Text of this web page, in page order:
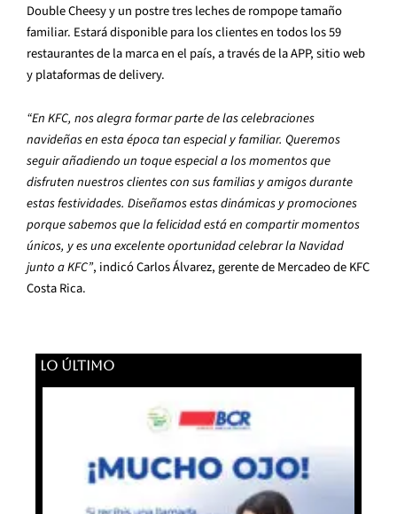
Double Cheesy y un postre tres leches de rompope tamaño
familiar. Estará disponible para los clientes en todos los 59
restaurantes de la marca en el país, a través de la APP, sitio web
y plataformas de delivery.
“En KFC, nos alegra formar parte de las celebraciones
navideñas en esta época tan especial y familiar. Queremos
seguir añadiendo un toque especial a los momentos que
disfruten nuestros clientes con sus familias y amigos durante
estas festividades. Diseñamos estas dinámicas y promociones
porque sabemos que la felicidad está en compartir momentos
únicos, y es una excelente oportunidad celebrar la Navidad
junto a KFC”, indicó Carlos Álvarez, gerente de Mercadeo de KFC
Costa Rica.
LO ÚLTIMO